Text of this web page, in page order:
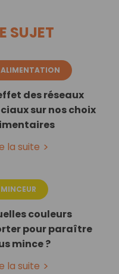
SUJET
ALIMENTATION
des réseaux
sur nos choix
la suite
MINCEUR
couleurs
pour paraître
mince ?
la suite